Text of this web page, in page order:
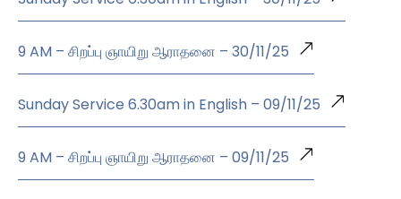
9 AM – சிறப்பு ஞாயிறு ஆராதனை – 30/11/25
Sunday Service 6.30am in English – 09/11/25
9 AM – சிறப்பு ஞாயிறு ஆராதனை – 09/11/25